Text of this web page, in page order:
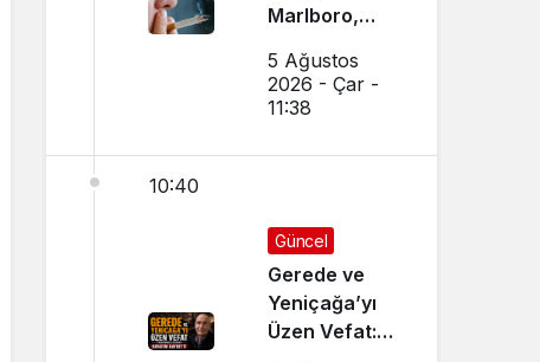
Marlboro,
Winston,
Camel JTI
Zamlandı mı?
Güncel Sigara
Fiyatları
5 Ağustos
2026 - Çar -
11:38
10:40
Güncel
Gerede ve
Yeniçağa’yı
Üzen Vefat: